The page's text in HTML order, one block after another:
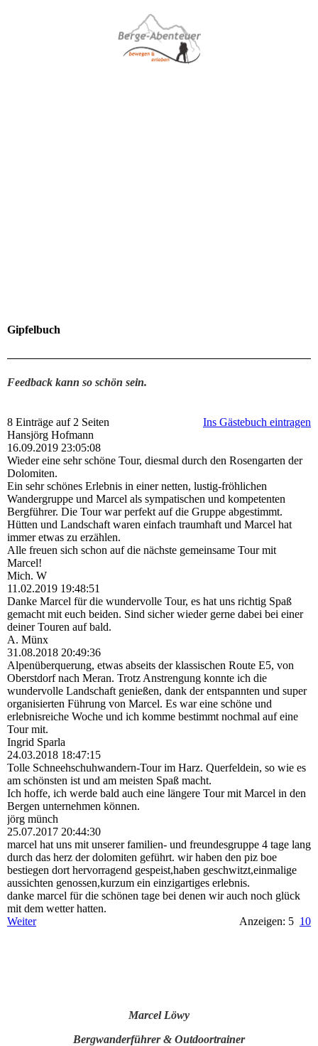
Gipfelbuch
Feedback kann so schön sein.
8 Einträge auf 2 Seiten
Ins Gästebuch eintragen
Hansjörg Hofmann
16.09.2019 23:05:08
Wieder eine sehr schöne Tour, diesmal durch den Rosengarten der
Dolomiten.
Ein sehr schönes Erlebnis in einer netten, lustig-fröhlichen
Wandergruppe und Marcel als sympatischen und kompetenten
Bergführer. Die Tour war perfekt auf die Gruppe abgestimmt.
Hütten und Landschaft waren einfach traumhaft und Marcel hat
immer etwas zu erzählen.
Alle freuen sich schon auf die nächste gemeinsame Tour mit
Marcel!
Mich. W
11.02.2019 19:48:51
Danke Marcel für die wundervolle Tour, es hat uns richtig Spaß
gemacht mit euch beiden. Sind sicher wieder gerne dabei bei einer
deiner Touren auf bald.
A. Münx
31.08.2018 20:49:36
Alpenüberquerung, etwas abseits der klassischen Route E5, von
Oberstdorf nach Meran. Trotz Anstrengung konnte ich die
wundervolle Landschaft genießen, dank der entspannten und super
organisierten Führung von Marcel. Es war eine schöne und
erlebnisreiche Woche und ich komme bestimmt nochmal auf eine
Tour mit.
Ingrid Sparla
24.03.2018 18:47:15
Tolle Schneehschuhwandern-­Tour im Harz. Querfeldein, so wie es
am schönsten ist und am meisten Spaß macht.
Ich hoffe, ich werde bald auch eine längere Tour mit Marcel in den
Bergen unternehmen können.
jörg münch
25.07.2017 20:44:30
marcel hat uns mit unserer familien- und freundesgruppe 4 tage lang
durch das herz der dolomiten geführt. wir haben den piz boe
bestiegen dort hervorragend gespeist,haben geschwitzt,einmalige
aussichten genossen,kurzum ein einzigartiges erlebnis.
danke marcel für die schönen tage bei denen wir auch noch glück
mit dem wetter hatten.
Weiter
Anzeigen: 5 10
Marcel Löwy
Bergwanderführer & Outdoortrainer